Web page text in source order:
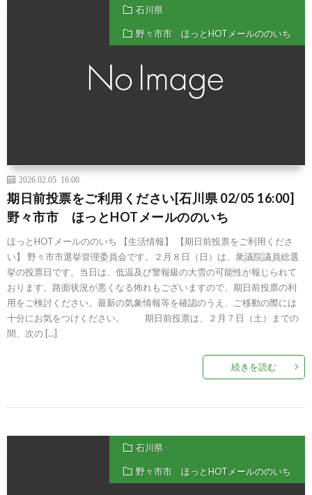
石川県
野々市市 ほっとHOTメールののいち
2026.02.05 16:00
期日前投票をご利用ください[石川県 02/05 16:00]
野々市市 ほっとHOTメールののいち
ほっとHOTメールののいち 【生活情報】 【期日前投票をご利用くださ
い】 野々市市選挙管理委員会です。２月８日（日）は、衆議院議員総選
挙の投票日です。当日は、低温及び警報級の大雪の可能性が報じられて
おります。路面状況が悪くなる怖れもございますので、期日前投票の利
用をご検討ください。最新の気象情報等を確認のうえ、ご移動の際には
十分にお気をつけください。 期日前投票は、２月７日（土）までの
間、次の […]
続きを読む
石川県
野々市市 ほっとHOTメールののいち